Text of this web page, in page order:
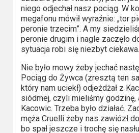
niego odjechał nasz pociąg. W
megafonu mówił wyraźnie: „tor
peronie trzecim”. A my
peronie drugim i nagle zaczęło
sytuacja robi się niezbyt ciekawa.
Nie było mowy żeby jechać
Pociąg do Żywca (zresztą ten
który nam uciekł) odjeżdżał z
siódmej, czyli mieliśmy godzinę,
Kacowic. Trzeba było działać.
męża Cruelli żeby nas zawiózł
bo spał jeszcze i trochę się